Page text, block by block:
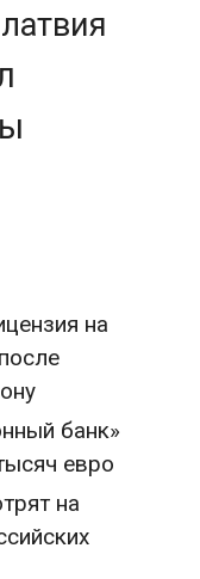
латвия
на
банк»
евро
на